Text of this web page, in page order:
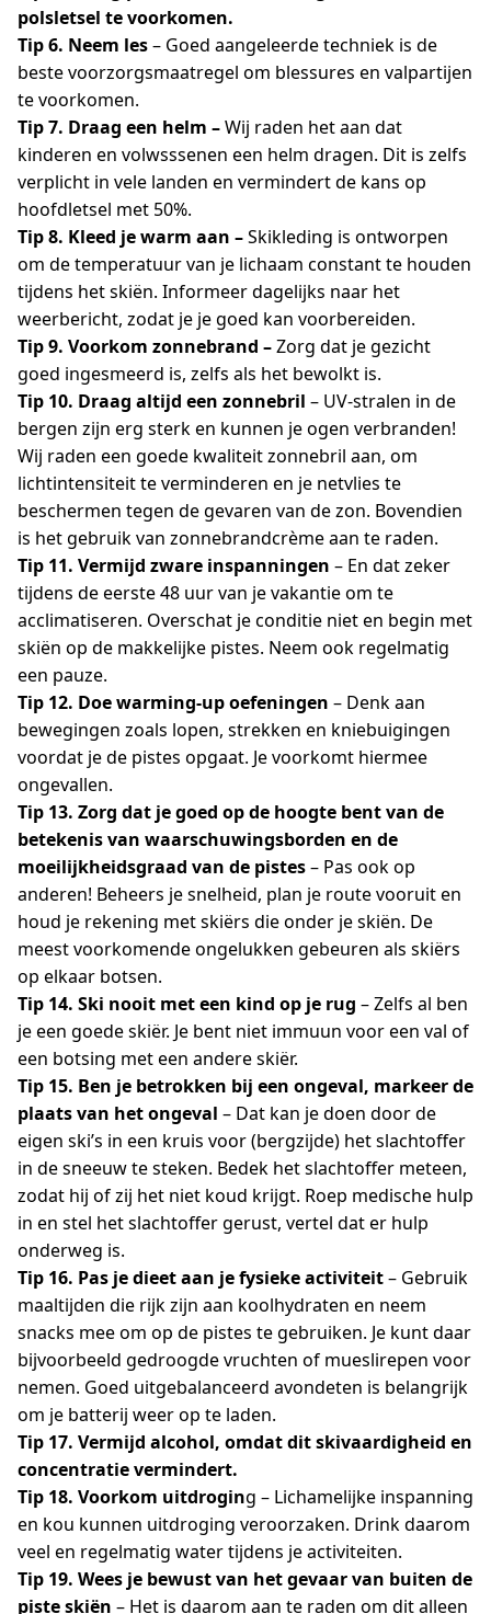
polsletsel te voorkomen.
Tip 6. Neem les– Goed aangeleerde techniek is de
beste voorzorgsmaatregel om blessures en valpartijen
te voorkomen.
Tip 7. Draag een helm –Wij raden het aan dat
kinderen en volwsssenen een helm dragen. Dit is zelfs
verplicht in vele landen en vermindert de kans op
hoofdletsel met 50%.
Tip 8. Kleed je warm aan –Skikleding is ontworpen
om de temperatuur van je lichaam constant te houden
tijdens het skiën. Informeer dagelijks naar het
weerbericht, zodat je je goed kan voorbereiden.
Tip 9. Voorkom zonnebrand –Zorg dat je gezicht
goed ingesmeerd is, zelfs als het bewolkt is.
Tip 10. Draag altijd een zonnebril – UV-stralen in de
bergen zijn erg sterk en kunnen je ogen verbranden!
Wij raden een goede kwaliteit zonnebril aan, om
lichtintensiteit te verminderen en je netvlies te
beschermen tegen de gevaren van de zon. Bovendien
is het gebruik van zonnebrandcrème aan te raden.
Tip 11. Vermijd zware inspanningen – En dat zeker
tijdens de eerste 48 uur van je vakantie om te
acclimatiseren. Overschat je conditie niet en begin met
skiën op de makkelijke pistes. Neem ook regelmatig
een pauze.
Tip 12. Doe warming-up oefeningen – Denk aan
bewegingen zoals lopen, strekken en kniebuigingen
voordat je de pistes opgaat. Je voorkomt hiermee
ongevallen.
Tip 13. Zorg dat je goed op de hoogte bent van de
betekenis van waarschuwingsborden en de
moeilijkheidsgraad van de pistes– Pas ook op
anderen! Beheers je snelheid, plan je route vooruit en
houd je rekening met skiërs die onder je skiën. De
meest voorkomende ongelukken gebeuren als skiërs
op elkaar botsen.
Tip 14. Ski nooit met een kind op je rug – Zelfs al ben
je een goede skiër. Je bent niet immuun voor een val of
een botsing met een andere skiër.
Tip 15. Ben je betrokken bij een ongeval, markeer de
plaats van het ongeval – Dat kan je doen door de
eigen ski’s in een kruis voor (bergzijde) het slachtoffer
in de sneeuw te steken. Bedek het slachtoffer meteen,
zodat hij of zij het niet koud krijgt. Roep medische hulp
in en stel het slachtoffer gerust, vertel dat er hulp
onderweg is.
Tip 16. Pas je dieet aan je fysieke activiteit– Gebruik
maaltijden die rijk zijn aan koolhydraten en neem
snacks mee om op de pistes te gebruiken. Je kunt daar
bijvoorbeeld gedroogde vruchten of mueslirepen voor
nemen. Goed uitgebalanceerd avondeten is belangrijk
om je batterij weer op te laden.
Tip 17. Vermijd alcohol, omdat dit skivaardigheid en
concentratie vermindert.
Tip 18. Voorkom uitdroging – Lichamelijke inspanning
en kou kunnen uitdroging veroorzaken. Drink daarom
veel en regelmatig water tijdens je activiteiten.
Tip 19. Wees je bewust van het gevaar van buiten de
pisteskiën – Het is daarom aan te raden om dit alleen